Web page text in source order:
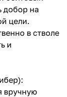
добор на
цели.
в стволе
и
вручную